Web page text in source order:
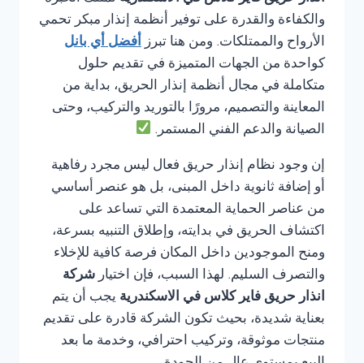
والكفاءة والقدرة على توفير أنظمة إنذار مبكر تحمي
الأرواح والممتلكات. ومن هنا تبرز أفضل أي بانل
كواحدة من الجهات المتميزة في تقديم حلول
متكاملة في مجال أنظمة إنذار الحريق، بداية من
المعاينة والتصميم، مرورًا بالتوريد والتركيب، وحتى
الصيانة والدعم الفني المستمر.
إن وجود نظام إنذار حريق فعال ليس مجرد رفاهية
أو إضافة ثانوية داخل المبنى، بل هو عنصر أساسي
من عناصر الحماية المعتمدة التي تساعد على
اكتشاف الحريق في بدايته، وإطلاق التنبيه بسرعة،
ومنح الموجودين داخل المكان فرصة كافية للإخلاء
والتصرف السليم. لهذا السبب، فإن اختيار شركة
انذار حريق فاير كلاس في الاسكندرية يجب أن يتم
بعناية شديدة، بحيث تكون الشركة قادرة على تقديم
منتجات موثوقة، وتركيب احترافي، وخدمة ما بعد